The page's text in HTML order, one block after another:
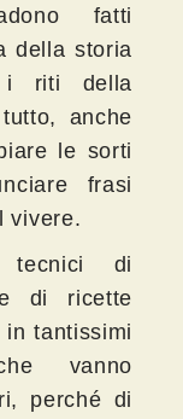
fatti
della storia
i riti della
anche
le sorti
frasi
vivere.
di
di ricette
tantissimi
vanno
perché di